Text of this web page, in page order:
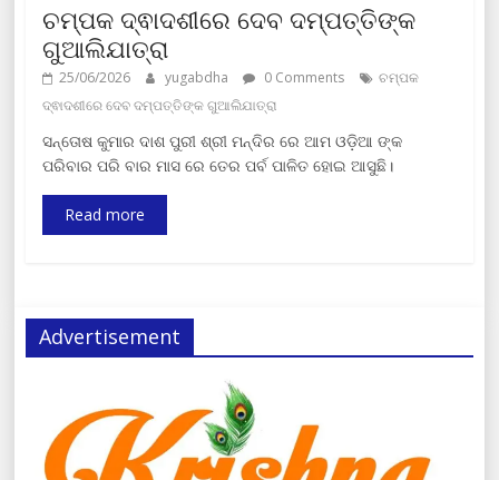
ଚମ୍ପକ ଦ୍ଵାଦଶୀରେ ଦେବ ଦମ୍ପତ୍ତିଙ୍କ
ଗୁଆଲିଯାତ୍ରା
25/06/2026 yugabdha 0 Comments
ଚମ୍ପକ
ଦ୍ଵାଦଶୀରେ ଦେବ ଦମ୍ପତ୍ତିଙ୍କ ଗୁଆଲିଯାତ୍ରା
ସନ୍ତୋଷ କୁମାର ଦାଶ ପୁରୀ ଶ୍ରୀ ମନ୍ଦିର ରେ ଆମ ଓଡ଼ିଆ ଙ୍କ
ପରିବାର ପରି ବାର ମାସ ରେ ତେର ପର୍ବ ପାଳିତ ହୋଇ ଆସୁଛି।
Read more
Advertisement